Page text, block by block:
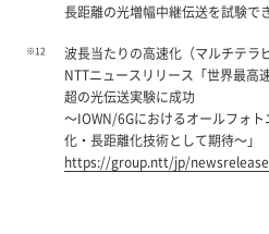
長距離の光増幅中継伝送を試験で
※12
波長当たりの高速化（マルチテラ
NTTニュースリリース「世界最高
超の光伝送実験に成功
～IOWN/6Gにおけるオールフォ
化・長距離化技術として期待～」
https://group.ntt/jp/